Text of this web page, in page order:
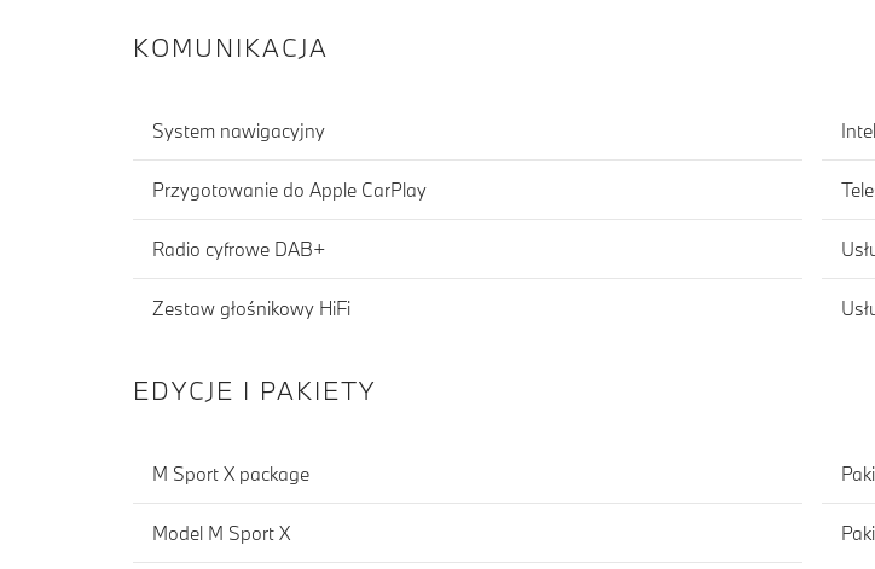
KOMUNIKACJA
System nawigacyjny
Przygotowanie do Apple CarPlay
Radio cyfrowe DAB+
Zestaw głośnikowy HiFi
EDYCJE I PAKIETY
M Sport X package
Model M Sport X